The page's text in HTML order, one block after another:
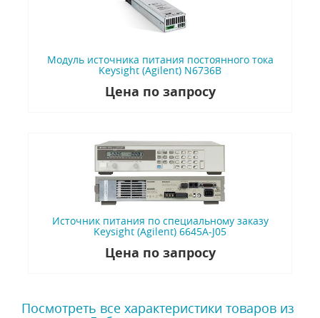
Модуль источника питания постоянного тока
Keysight (Agilent) N6736B
Цена по запросу
Источник питания по специальному заказу
Keysight (Agilent) 6645A-J05
Цена по запросу
Посмотреть все характеристики товаров из